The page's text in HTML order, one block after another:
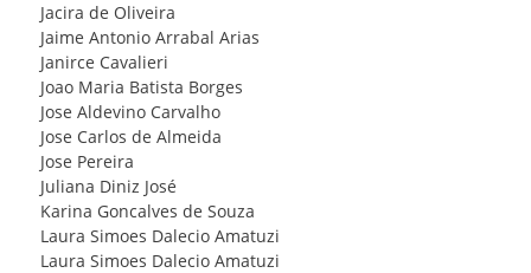
Jacira de Oliveira
Jaime Antonio Arrabal Arias
Janirce Cavalieri
Joao Maria Batista Borges
Jose Aldevino Carvalho
Jose Carlos de Almeida
Jose Pereira
Juliana Diniz José
Karina Goncalves de Souza
Laura Simoes Dalecio Amatuzi
Laura Simoes Dalecio Amatuzi